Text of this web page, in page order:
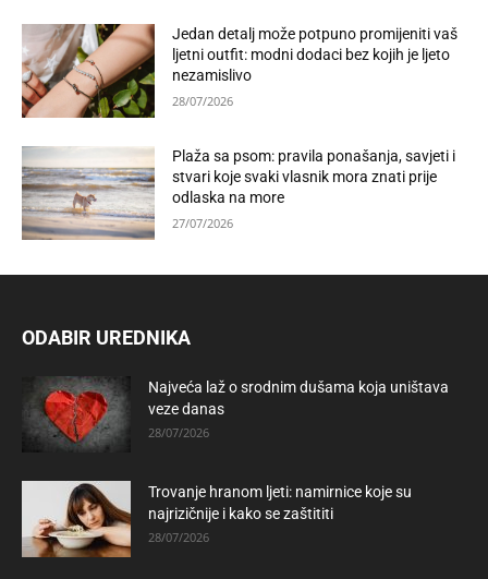
Jedan detalj može potpuno promijeniti vaš
ljetni outfit: modni dodaci bez kojih je ljeto
nezamislivo
28/07/2026
Plaža sa psom: pravila ponašanja, savjeti i
stvari koje svaki vlasnik mora znati prije
odlaska na more
27/07/2026
ODABIR UREDNIKA
Najveća laž o srodnim dušama koja uništava
veze danas
28/07/2026
Trovanje hranom ljeti: namirnice koje su
najrizičnije i kako se zaštititi
28/07/2026